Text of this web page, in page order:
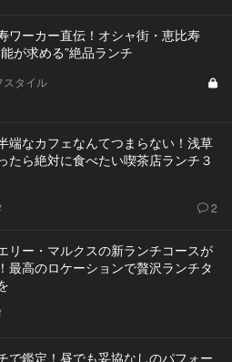
ワーカー直伝！オシャ街・恵比寿
が求める”絶品ランチ
スタイル
端なカフェなんてつまらない！浅草
たら絶対に食べたい喫茶店ランチ３
2
リー・マルクスの新ランチコースが
最高のロケーションで贅沢ランチタ
で鑑定！昼でも妥協なしのパフォー